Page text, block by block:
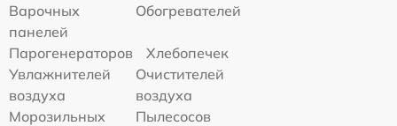
Варочных
панелей
Обогревателей
Парогенераторов
Хлебопечек
Увлажнителей
воздуха
Очистителей
воздуха
Морозильных
Пылесосов